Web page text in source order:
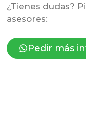
¿Tienes dudas?
asesores:
Pedir más